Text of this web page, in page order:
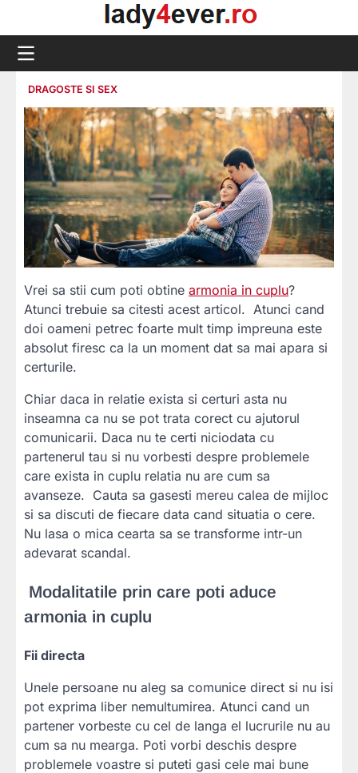
content
DRAGOSTE SI SEX
Vrei sa stii cum poti obtine armonia in cuplu?
Atunci trebuie sa citesti acest articol. Atunci cand
doi oameni petrec foarte mult timp impreuna este
absolut firesc ca la un moment dat sa mai apara si
certurile.
Chiar daca in relatie exista si certuri asta nu
inseamna ca nu se pot trata corect cu ajutorul
comunicarii. Daca nu te certi niciodata cu
partenerul tau si nu vorbesti despre problemele
care exista in cuplu relatia nu are cum sa
avanseze. Cauta sa gasesti mereu calea de mijloc
si sa discuti de fiecare data cand situatia o cere.
Nu lasa o mica cearta sa se transforme intr-un
adevarat scandal.
Modalitatile prin care poti aduce
armonia in cuplu
Fii directa
Unele persoane nu aleg sa comunice direct si nu isi
pot exprima liber nemultumirea. Atunci cand un
partener vorbeste cu cel de langa el lucrurile nu au
cum sa nu mearga. Poti vorbi deschis despre
problemele voastre si puteti gasi cele mai bune